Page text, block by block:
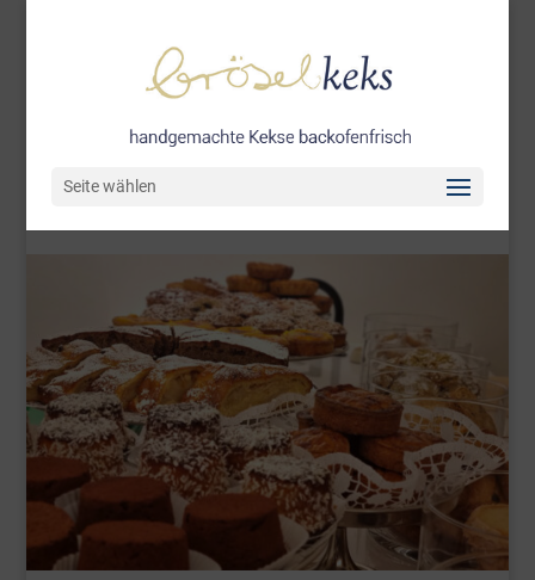
Seite wählen